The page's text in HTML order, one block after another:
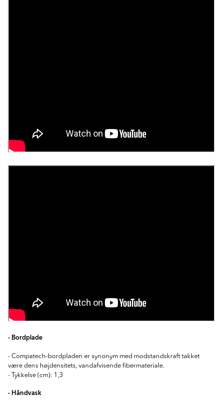
- Bordplade
- Compatech-bordpladen er synonym med modstandskraft takket
være dens højdensitets, vandafvisende fibermateriale.
- Tykkelse (cm): 1,3
- Håndvask